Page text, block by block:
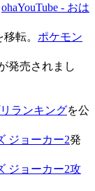
ohaYouTube - おは
移転。 ポケモン
発売されまし
ランキングを公
ジョーカー2発
ジョーカー2攻